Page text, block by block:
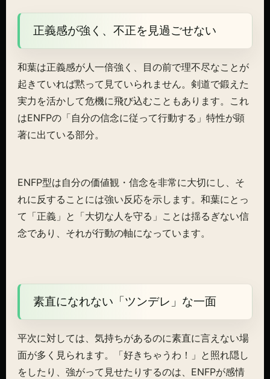
正義感が強く、不正を見過ごせない
和葉は正義感が人一倍強く、目の前で理不尽なことが
起きていれば黙って見ていられません。剣道で鍛えた
実力を活かして危機に飛び込むこともあります。これ
はENFPの「自分の信念に従って行動する」特性が顕
著に出ている部分。
ENFP型は自分の価値観・信念を非常に大切にし、そ
れに反することには強い反応を示します。和葉にとっ
て「正義」と「大切な人を守る」ことは揺るぎない信
念であり、それが行動の軸になっています。
素直になれない「ツンデレ」な一面
平次に対しては、気持ちがあるのに素直に言えない場
面が多く見られます。「好きちゃうわ！」と照れ隠し
をしたり、強がって見せたりするのは、ENFPが感情